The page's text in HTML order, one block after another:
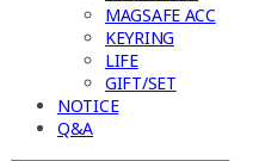
MAGSAFE ACC
KEYRING
LIFE
GIFT/SET
NOTICE
Q&A